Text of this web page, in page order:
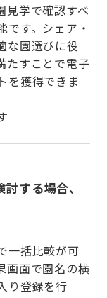
見学で確認すべ
です。シェア・
な園選びに役
たすことで電子
を獲得できま
する場合、
一括比較が可
画面で園名の横
り登録を行